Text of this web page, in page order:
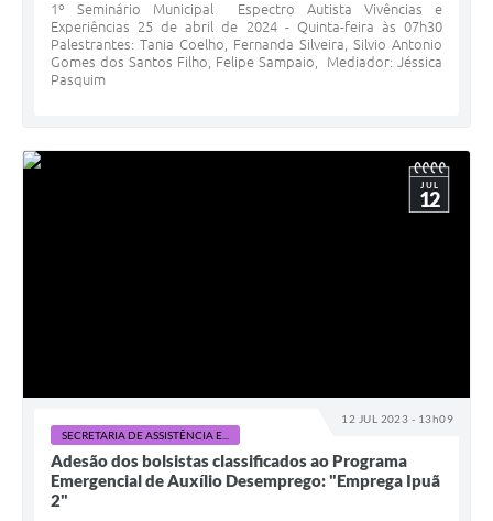
1º Seminário Municipal Espectro Autista Vivências e
Experiências 25 de abril de 2024 - Quinta-feira às 07h30
Palestrantes: Tania Coelho, Fernanda Silveira, Silvio Antonio
Gomes dos Santos Filho, Felipe Sampaio, Mediador: Jéssica
Pasquim
12 JUL 2023 - 13h09
JUL
12
SECRETARIA DE ASSISTÊNCIA E...
Adesão dos bolsistas classificados ao Programa
Emergencial de Auxílio Desemprego: "Emprega Ipuã
2"